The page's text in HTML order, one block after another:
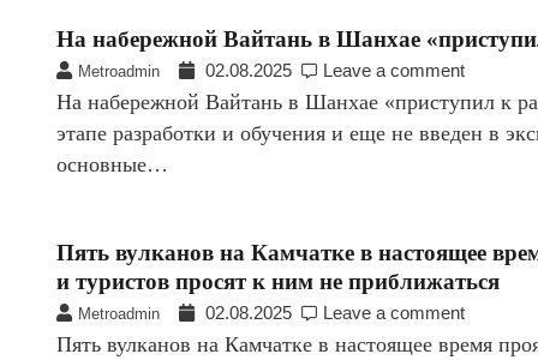
На набережной Вайтань в Шанхае
Metroadmin 02.08.2025 Leave a comment
На набережной Вайтань в Шанхае «приступил к
этапе разработки и обучения и еще не введен в
основные…
Пять вулканов на Камчатке в настоящее
и туристов просят к ним не приближаться
Metroadmin 02.08.2025 Leave a comment
Пять вулканов на Камчатке в настоящее время